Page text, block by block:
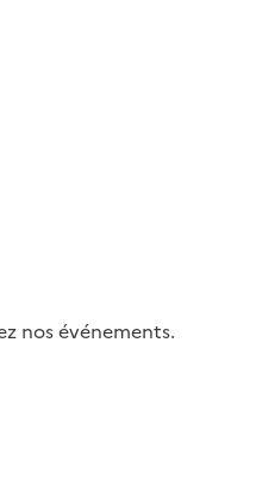
nos événements.